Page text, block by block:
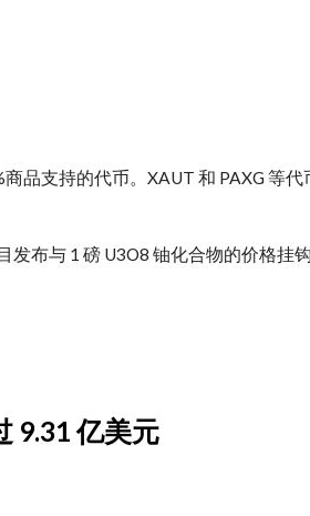
商品支持的代币。XAUT 和 PAXG 等
发布与 1 磅 U3O8 铀化合物的价格挂
9.31 亿美元